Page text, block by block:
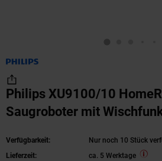
Philips XU9100/10
Saugroboter mit
Verfügbarkeit:
Nur noch 10 Stück
Lieferzeit:
ca. 5 Werktage